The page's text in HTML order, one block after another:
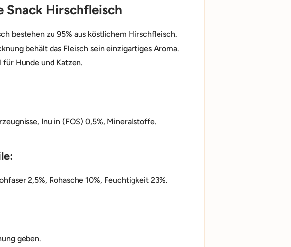
Snack Hirschfleisch
bestehen zu 95% aus köstlichem Hirschfleisch.
behält das Fleisch sein einzigartiges Aroma.
Hunde und Katzen.
Inulin (FOS) 0,5%, Mineralstoffe.
2,5%, Rohasche 10%, Feuchtigkeit 23%.
geben.